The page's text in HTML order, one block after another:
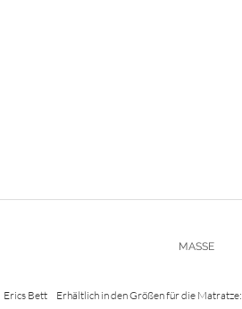
MASSE
Erics Bett Erhältlich in den Größen für die Matratze: